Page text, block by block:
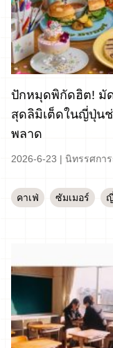
ปักหมุดพิกัดฮิต! มัด
สุดลิมิเต็ดในญี่ปุ่น
พลาด
2026-6-23 | นิทรรศกา
คาเฟ่ ซัมเมอร์